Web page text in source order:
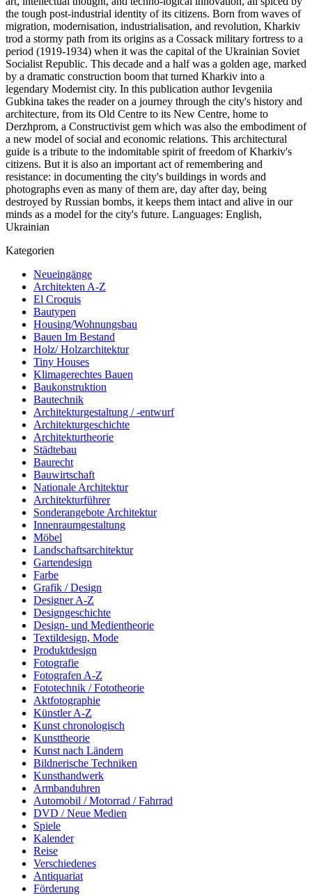
the tough post-industrial identity of its citizens. Born from waves of
migration, modernisation, industrialisation, and revolution, Kharkiv
trod a stormy path from its origins as a Cossack military fortress to a
period (1919-1934) when it was the capital of the Ukrainian Soviet
Socialist Republic. This decade and a half was a golden age, marked
by a dramatic construction boom that turned Kharkiv into a
legendary Modernist city. In this publication author Ievgeniia
Gubkina takes the reader on a journey through the city's history and
architecture, from its Old Centre to its New Centre, home to
Derzhprom, a Constructivist gem which was also the embodiment of
a new model of social and economic relations. This architectural
guide is a tribute to the indomitable spirit of freedom of Kharkiv's
citizens. But it is also an important act of remembering and
resistance: in documenting the city's buildings in words and
photographs even as many of them are, day after day, being
destroyed by Russian bombs, it keeps them intact and alive in our
minds as a model for the city's future. Languages: English,
Ukrainian
Kategorien
Neueingänge
Architekten A-Z
El Croquis
Bautypen
Housing/Wohnungsbau
Bauen Im Bestand
Holz/ Holzarchitektur
Tiny Houses
Klimagerechtes Bauen
Baukonstruktion
Bautechnik
Architekturgestaltung / -entwurf
Architekturgeschichte
Architekturtheorie
Städtebau
Baurecht
Bauwirtschaft
Nationale Architektur
Architekturführer
Sonderangebote Architektur
Innenraumgestaltung
Möbel
Landschaftsarchitektur
Gartendesign
Farbe
Grafik / Design
Designer A-Z
Designgeschichte
Design- und Medientheorie
Textildesign, Mode
Produktdesign
Fotografie
Fotografen A-Z
Fototechnik / Fototheorie
Aktfotographie
Künstler A-Z
Kunst chronologisch
Kunsttheorie
Kunst nach Ländern
Bildnerische Techniken
Kunsthandwerk
Armbanduhren
Automobil / Motorrad / Fahrrad
DVD / Neue Medien
Spiele
Kalender
Reise
Verschiedenes
Antiquariat
Förderung